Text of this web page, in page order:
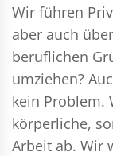
Wir führen
aber auch
beruflichen
umziehen?
kein Problem.
körperliche,
Arbeit ab. Wir